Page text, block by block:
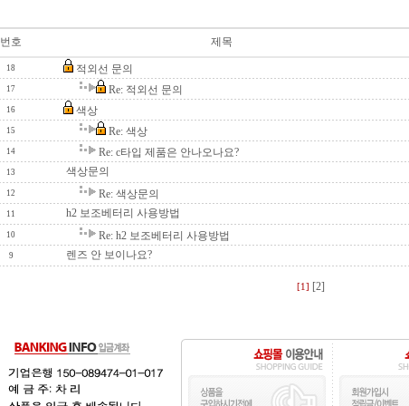
번호 제목
18 적외선 문의
17 Re: 적외선 문의
16 색상
15 Re: 색상
14 Re: c타입 제품은 안나오나요?
13 색상문의
12 Re: 색상문의
11 h2 보조베터리 사용방법
10 Re: h2 보조베터리 사용방법
9 렌즈 안 보이나요?
[1] [2]